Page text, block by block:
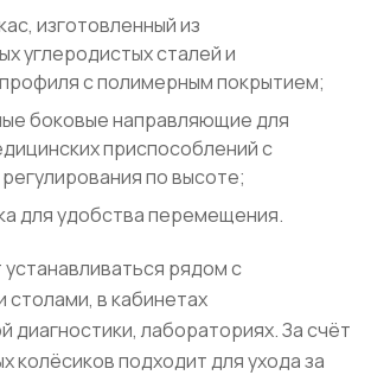
изготовленный из
углеродистых сталей и
с полимерным покрытием;
боковые направляющие для
приспособлений с
по высоте;
для удобства перемещения.
рядом с
в кабинетах
диагностики, лабораториях. За счёт
колёсиков подходит для ухода за